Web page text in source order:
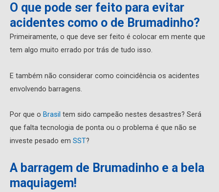
O que pode ser feito para evitar
acidentes como o de Brumadinho?
Primeiramente, o que deve ser feito é colocar em mente que
tem algo muito errado por trás de tudo isso.
E também não considerar como coincidência os acidentes
envolvendo barragens.
Por que o Brasil tem sido campeão nestes desastres? Será
que falta tecnologia de ponta ou o problema é que não se
investe pesado em SST?
A barragem de Brumadinho e a bela
maquiagem!